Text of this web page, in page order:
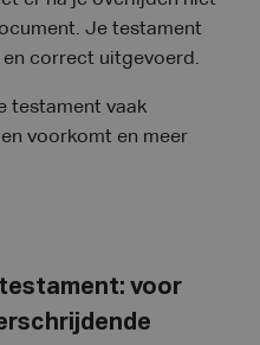
Je testament
correct uitgevoerd.
testament vaak
voorkomt en meer
voor